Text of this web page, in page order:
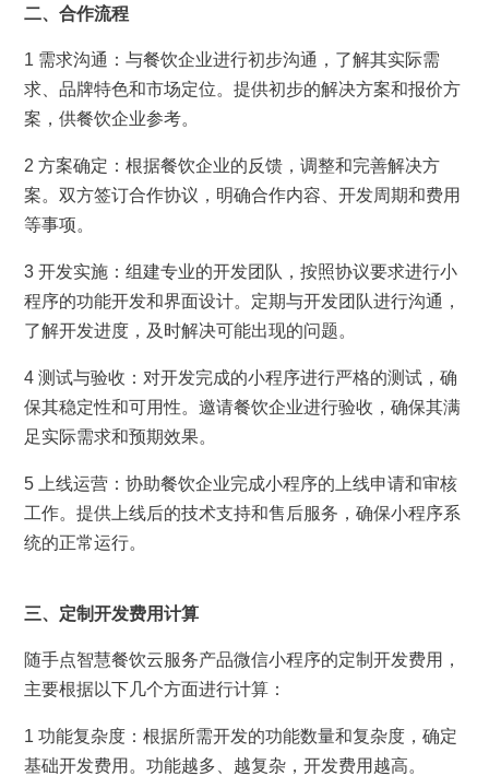
二、合作流程
1 需求沟通：与餐饮企业进行初步沟通，了解其实际需
求、品牌特色和市场定位。提供初步的解决方案和报价方
案，供餐饮企业参考。
2 方案确定：根据餐饮企业的反馈，调整和完善解决方
案。双方签订合作协议，明确合作内容、开发周期和费用
等事项。
3 开发实施：组建专业的开发团队，按照协议要求进行小
程序的功能开发和界面设计。定期与开发团队进行沟通，
了解开发进度，及时解决可能出现的问题。
4 测试与验收：对开发完成的小程序进行严格的测试，确
保其稳定性和可用性。邀请餐饮企业进行验收，确保其满
足实际需求和预期效果。
5 上线运营：协助餐饮企业完成小程序的上线申请和审核
工作。提供上线后的技术支持和售后服务，确保小程序系
统的正常运行。
三、定制开发费用计算
随手点智慧餐饮云服务产品微信小程序的定制开发费用，
主要根据以下几个方面进行计算：
1 功能复杂度：根据所需开发的功能数量和复杂度，确定
基础开发费用。功能越多、越复杂，开发费用越高。